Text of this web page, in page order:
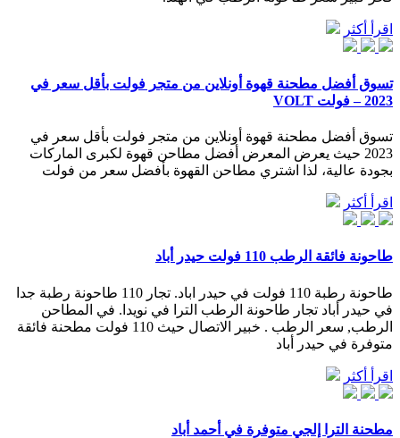
اقرأ أكثر
تسوق أفضل مطحنة قهوة أونلاين من متجر فولت بأقل سعر في
2023 – فولت VOLT
تسوق أفضل مطحنة قهوة أونلاين من متجر فولت بأقل سعر في
2023 حيث يعرض المعرض أفضل مطاحن قهوة لكبرى الماركات
بجودة عالية، لذا اشتري مطاحن القهوة بأفضل سعر من فولت
اقرأ أكثر
طاحونة فائقة الرطب 110 فولت حيدر أباد
طاحونة رطبة 110 فولت في حيدر اباد. تجار 110 طاحونة رطبة جدا
في حيدر أباد تجار طاحونة الرطب الترا في نويدا. في المطاحن
الرطب, سعر الرطب . خبير الاتصال حيث 110 فولت مطحنة فائقة
متوفرة في حيدر أباد
اقرأ أكثر
مطحنة الترا إلجي متوفرة في أحمد أباد